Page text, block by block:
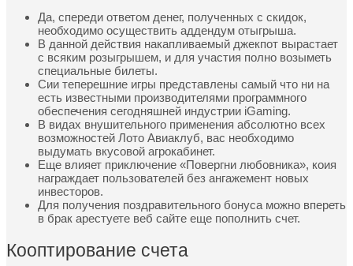
Да, спереди ответом денег, полученных с скидок,
необходимо осуществить аддендум отыгрыша.
В данной действия накапливаемый джекпот вырастает
с всяким розыгрышем, и для участия полно возыметь
специальные билеты.
Сии теперешние игры представлены самый что ни на
есть известными производителями программного
обеспечения сегодняшней индустрии iGaming.
В видах внушительного применения абсолютно всех
возможностей Лото Авиаклуб, вас необходимо
выдумать вкусовой агрокабинет.
Еще влияет приключение «Повергни любовника», коия
награждает пользователей без ангажемент новых
инвесторов.
Для получения поздравительного бонуса можно впереть
в брак арестуете веб сайте еще пополнить счет.
Кооптирование счета